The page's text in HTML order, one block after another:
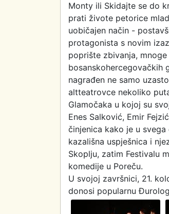
Monty ili Skidajte se do
prati živote petorice
uobičajen način -
protagonista s novim
poprište zbivanja,
bosanskohercegovačkih
nagrađen ne samo
altteatrovce nekoliko
Glamočaka u kojoj su
Enes Salković, Emir
činjenica kako je u
kazališna uspješnica i
Skoplju, zatim Festivalu
komedije u Poreču.
U svojoj završnici, 21.
donosi popularnu